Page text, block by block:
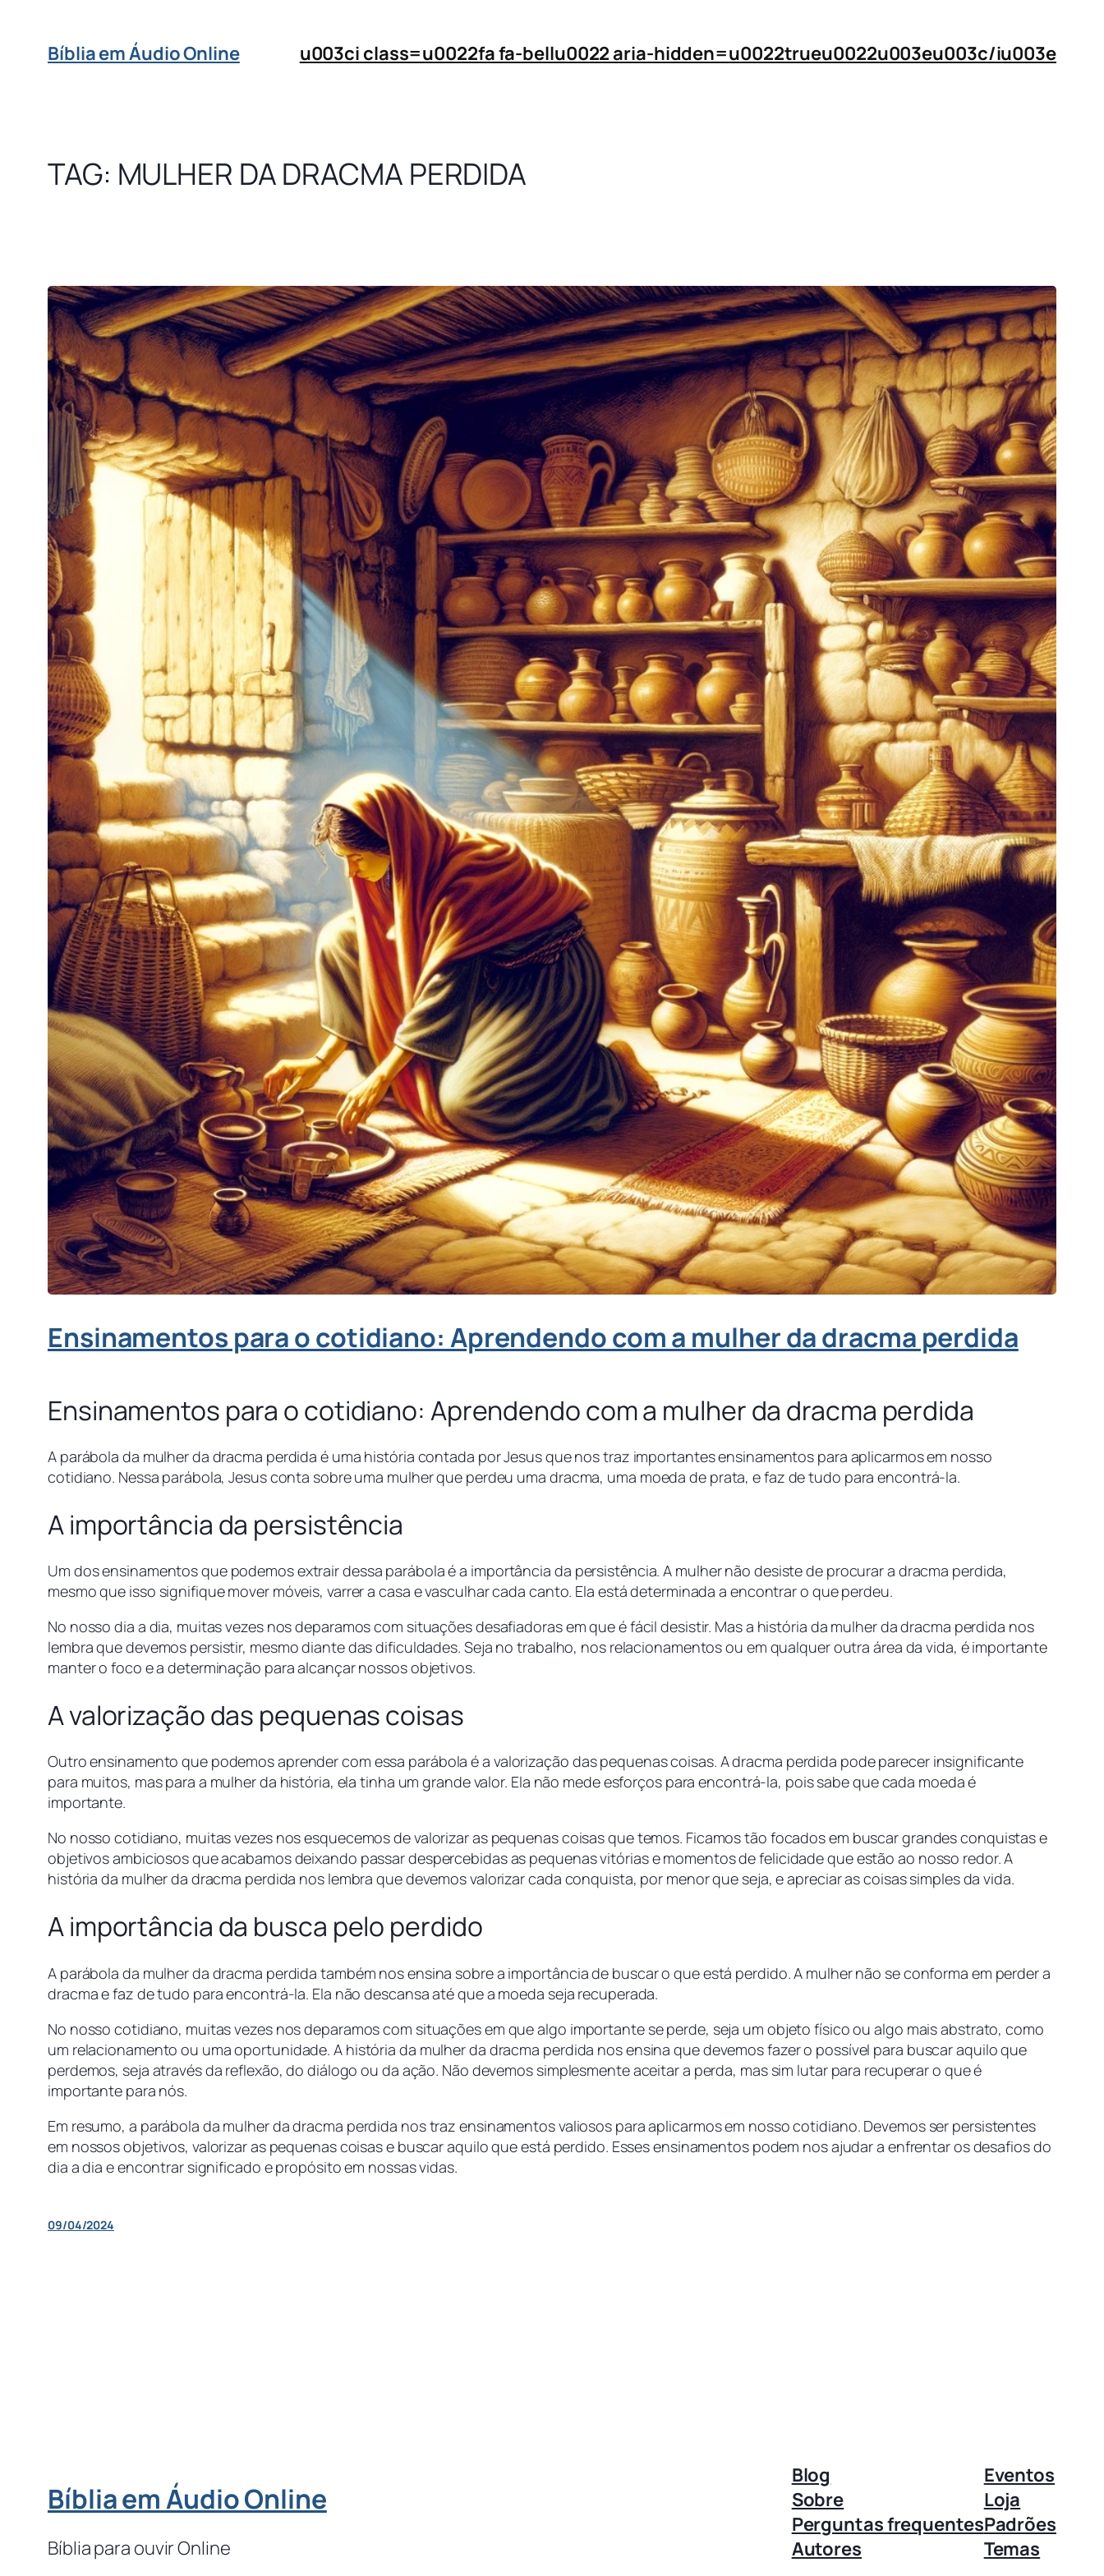
Bíblia em Áudio Online u003ci class=u0022fa fa-bellu0022 aria-hidden=u0022trueu0022u003eu003c/iu003e
TAG: MULHER DA DRACMA PERDIDA
Ensinamentos para o cotidiano: Aprendendo com a mulher da dracma perdida
Ensinamentos para o cotidiano: Aprendendo com a mulher da dracma perdida
A parábola da mulher da dracma perdida é uma história contada por Jesus que nos traz importantes ensinamentos para aplicarmos em nosso
cotidiano. Nessa parábola, Jesus conta sobre uma mulher que perdeu uma dracma, uma moeda de prata, e faz de tudo para encontrá-la.
A importância da persistência
Um dos ensinamentos que podemos extrair dessa parábola é a importância da persistência. A mulher não desiste de procurar a dracma perdida,
mesmo que isso signifique mover móveis, varrer a casa e vasculhar cada canto. Ela está determinada a encontrar o que perdeu.
No nosso dia a dia, muitas vezes nos deparamos com situações desafiadoras em que é fácil desistir. Mas a história da mulher da dracma perdida nos
lembra que devemos persistir, mesmo diante das dificuldades. Seja no trabalho, nos relacionamentos ou em qualquer outra área da vida, é importante
manter o foco e a determinação para alcançar nossos objetivos.
A valorização das pequenas coisas
Outro ensinamento que podemos aprender com essa parábola é a valorização das pequenas coisas. A dracma perdida pode parecer insignificante
para muitos, mas para a mulher da história, ela tinha um grande valor. Ela não mede esforços para encontrá-la, pois sabe que cada moeda é
importante.
No nosso cotidiano, muitas vezes nos esquecemos de valorizar as pequenas coisas que temos. Ficamos tão focados em buscar grandes conquistas e
objetivos ambiciosos que acabamos deixando passar despercebidas as pequenas vitórias e momentos de felicidade que estão ao nosso redor. A
história da mulher da dracma perdida nos lembra que devemos valorizar cada conquista, por menor que seja, e apreciar as coisas simples da vida.
A importância da busca pelo perdido
A parábola da mulher da dracma perdida também nos ensina sobre a importância de buscar o que está perdido. A mulher não se conforma em perder a
dracma e faz de tudo para encontrá-la. Ela não descansa até que a moeda seja recuperada.
No nosso cotidiano, muitas vezes nos deparamos com situações em que algo importante se perde, seja um objeto físico ou algo mais abstrato, como
um relacionamento ou uma oportunidade. A história da mulher da dracma perdida nos ensina que devemos fazer o possível para buscar aquilo que
perdemos, seja através da reflexão, do diálogo ou da ação. Não devemos simplesmente aceitar a perda, mas sim lutar para recuperar o que é
importante para nós.
Em resumo, a parábola da mulher da dracma perdida nos traz ensinamentos valiosos para aplicarmos em nosso cotidiano. Devemos ser persistentes
em nossos objetivos, valorizar as pequenas coisas e buscar aquilo que está perdido. Esses ensinamentos podem nos ajudar a enfrentar os desafios do
dia a dia e encontrar significado e propósito em nossas vidas.
09/04/2024
Bíblia em Áudio Online
Bíblia para ouvir Online
Blog
Sobre
Perguntas frequentes
Autores
Eventos
Loja
Padrões
Temas